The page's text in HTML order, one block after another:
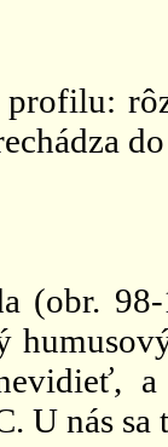
(obr.
a
U nás